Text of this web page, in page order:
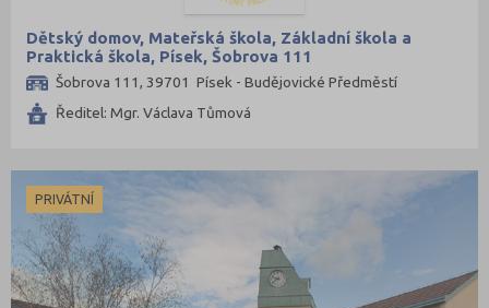
Mladá Boleslav (10)
Most (8)
Náchod (8)
Olomouc (18)
Opava (9)
Ostrava-město (14)
Dětský domov, Mateřská škola, Základní škola a
Praktická škola, Písek, Šobrova 111
Šobrova 111, 39701 Písek - Budějovické Předměstí
Ředitel: Mgr. Václava Tůmová
PRIVÁTNÍ